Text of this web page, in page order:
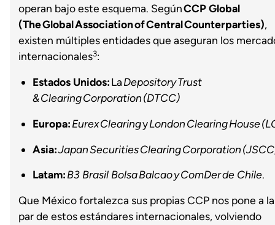
operan bajo este esquema. SegúnCCP Global
(The Global Association of Central Counterparties),
existen múltiples entidades que aseguran los
internacionales3:
Estados Unidos:LaDepository Trust
& Clearing Corporation (DTCC)
Europa:Eurex ClearingyLondon Clearing House
Asia:Japan Securities Clearing Corporation
Latam:B3 Brasil Bolsa Balcao yComDer de Chile.
Que México fortalezca sus propias CCP nos pone a la
par de estos estándares internacionales, volviendo